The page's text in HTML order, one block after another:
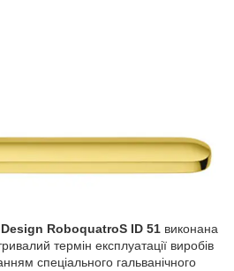
RoboquatroS ID 51 виконана
термін експлуатації виробів
спеціального гальванічного